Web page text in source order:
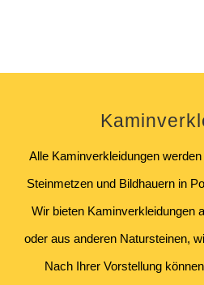
Alle Kaminverkleidungen
Steinmetzen und Bildhauern in
Wir bieten Kaminverkleidungen
oder aus anderen Natursteinen,
Nach Ihrer Vorstellung